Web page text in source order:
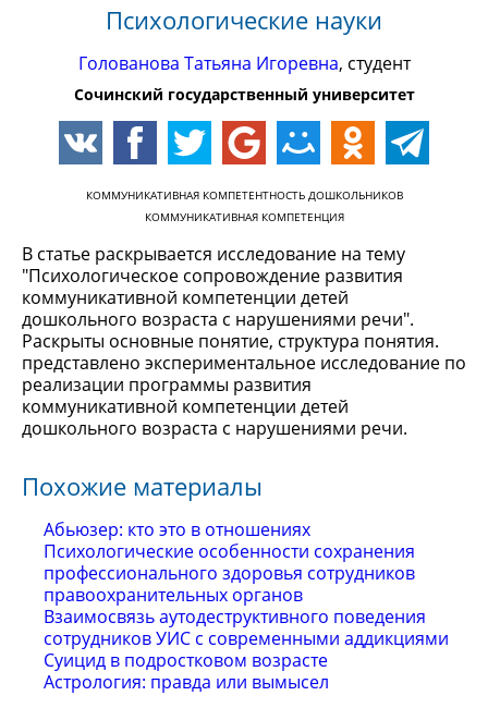
Психологические науки
Голованова Татьяна Игоревна, студент
Сочинский государственный университет
КОММУНИКАТИВНАЯ КОМПЕТЕНТНОСТЬ ДОШКОЛЬНИКОВ
КОММУНИКАТИВНАЯ КОМПЕТЕНЦИЯ
В статье раскрывается исследование на тему
"Психологическое сопровождение развития
коммуникативной компетенции детей
дошкольного возраста с нарушениями речи".
Раскрыты основные понятие, структура понятия.
представлено экспериментальное исследование по
реализации программы развития
коммуникативной компетенции детей
дошкольного возраста с нарушениями речи.
Похожие материалы
Абьюзер: кто это в отношениях
Психологические особенности сохранения
профессионального здоровья сотрудников
правоохранительных органов
Взаимосвязь аутодеструктивного поведения
сотрудников УИС с современными аддикциями
Суицид в подростковом возрасте
Астрология: правда или вымысел